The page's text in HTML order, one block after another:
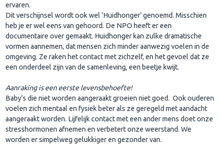
ervaren.
Dit verschijnsel wordt ook wel ‘Huidhonger’ genoemd. Misschien
heb je er wel eens van gehoord. De NPO heeft er een
documentaire over gemaakt. Huidhonger kan zulke dramatische
vormen aannemen, dat mensen zich minder aanwezig voelen in de
omgeving. Ze raken het contact met zichzelf, en het gevoel dat ze
een onderdeel zijn van de samenleving, een beetje kwijt.
Aanraking is een eerste levensbehoefte!
Baby’s die niet worden aangeraakt groeien niet goed. Ook ouderen
voelen zich mentaal en fysiek beter als ze geregeld met aandacht
aangeraakt worden. Lijfelijk contact met een ander mens doet onze
stresshormonen afnemen en verbetert onze weerstand. We
worden er simpelweg gelukkiger en gezonder van.